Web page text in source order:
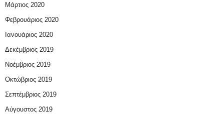
Μάρτιος 2020
Φεβρουάριος 2020
Ιανουάριος 2020
Δεκέμβριος 2019
Νοέμβριος 2019
Οκτώβριος 2019
Σεπτέμβριος 2019
Αύγουστος 2019